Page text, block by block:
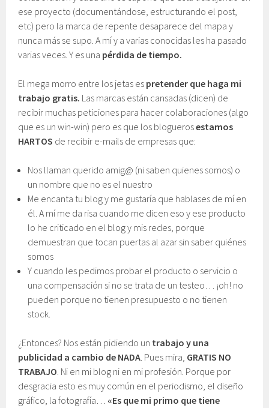
ese proyecto (documentándose, estructurando el post,
etc) pero la marca de repente desaparece del mapa y
nunca más se supo. A mí y a varias conocidas les ha pasado
varias veces. Y es una pérdida de tiempo.
El mega morro entre los jetas es pretender que haga mi
trabajo gratis. Las marcas están cansadas (dicen) de
recibir muchas peticiones para hacer colaboraciones (algo
que es un win-win) pero es que los bloguerosestamos
HARTOS de recibir e-mails de empresas que:
Nos llaman querido amig@ (ni saben quienes somos) o
un nombre que no es el nuestro
Me encanta tu blog y me gustaría que hablases de mí en
él. A mí me da risa cuando me dicen eso y ese producto
lo he criticado en el blog y mis redes, porque
demuestran que tocan puertas al azar sin saber quiénes
somos
Y cuando les pedimos probar el producto o servicio o
una compensación si no se trata de un testeo… ¡oh! no
pueden porque no tienen presupuesto o no tienen
stock.
¿Entonces? Nos están pidiendo un trabajo y una
publicidad a cambio de NADA. Pues mira, GRATIS NO
TRABAJO. Ni en mi blog ni en mi profesión. Porque por
desgracia esto es muy común en el periodismo, el diseño
gráfico, la fotografía… «Es que mi primo que tiene